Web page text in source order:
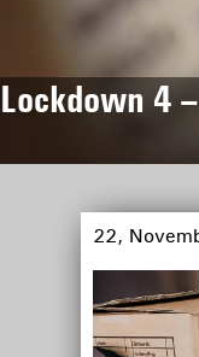
Lockdown 4
22,